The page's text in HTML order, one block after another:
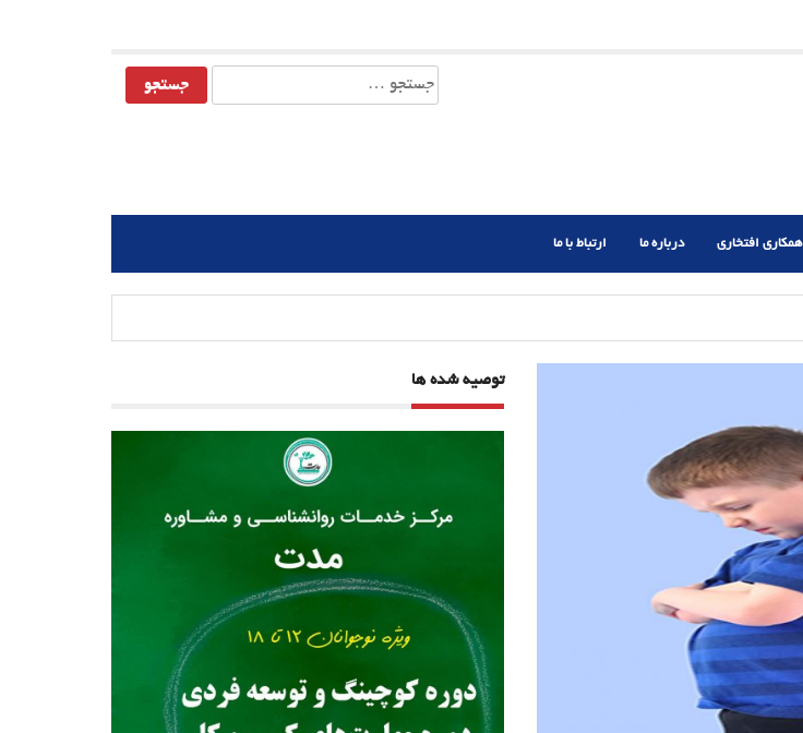
جستجو
برای:
همکاری افتخاری درباره ما ارتباط با ما
توصیه شده ها